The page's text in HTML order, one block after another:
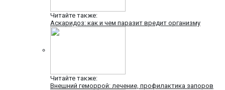
Читайте также:
Аскаридоз: как и чем паразит вредит организму
Читайте также:
Внешний геморрой: лечение, профилактика запоров